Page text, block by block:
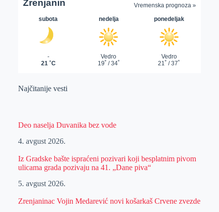
Najčitanije vesti
Deo naselja Duvanika bez vode
4. avgust 2026.
Iz Gradske bašte ispraćeni pozivari koji besplatnim pivom
ulicama grada pozivaju na 41. „Dane piva“
5. avgust 2026.
Zrenjaninac Vojin Medarević novi košarkaš Crvene zvezde